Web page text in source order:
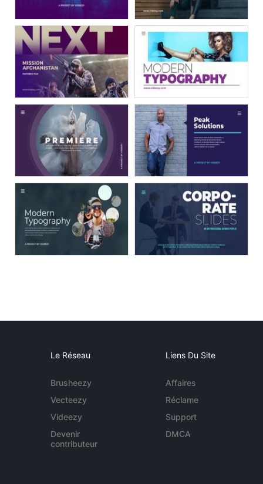
Le Réseau
Brusheezy
Vecteezy
Videezy
Devenir
contributeur
Liens Du Site
Affaires
Réclame
Support
DMCA